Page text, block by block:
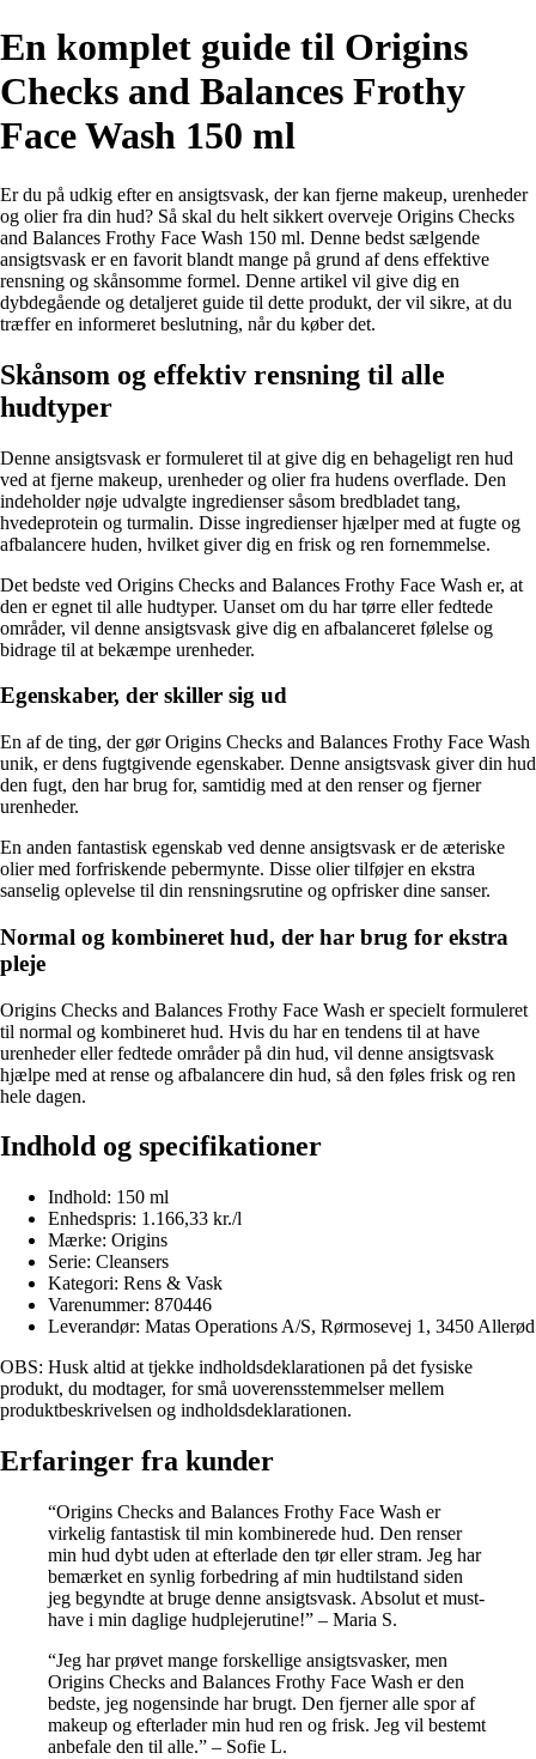
En komplet guide til Origins
Checks and Balances Frothy
Face Wash 150 ml
Er du på udkig efter en ansigtsvask, der kan fjerne makeup, urenheder
og olier fra din hud? Så skal du helt sikkert overveje Origins Checks
and Balances Frothy Face Wash 150 ml. Denne bedst sælgende
ansigtsvask er en favorit blandt mange på grund af dens effektive
rensning og skånsomme formel. Denne artikel vil give dig en
dybdegående og detaljeret guide til dette produkt, der vil sikre, at du
træffer en informeret beslutning, når du køber det.
Skånsom og effektiv rensning til alle
hudtyper
Denne ansigtsvask er formuleret til at give dig en behageligt ren hud
ved at fjerne makeup, urenheder og olier fra hudens overflade. Den
indeholder nøje udvalgte ingredienser såsom bredbladet tang,
hvedeprotein og turmalin. Disse ingredienser hjælper med at fugte og
afbalancere huden, hvilket giver dig en frisk og ren fornemmelse.
Det bedste ved Origins Checks and Balances Frothy Face Wash er, at
den er egnet til alle hudtyper. Uanset om du har tørre eller fedtede
områder, vil denne ansigtsvask give dig en afbalanceret følelse og
bidrage til at bekæmpe urenheder.
Egenskaber, der skiller sig ud
En af de ting, der gør Origins Checks and Balances Frothy Face Wash
unik, er dens fugtgivende egenskaber. Denne ansigtsvask giver din hud
den fugt, den har brug for, samtidig med at den renser og fjerner
urenheder.
En anden fantastisk egenskab ved denne ansigtsvask er de æteriske
olier med forfriskende pebermynte. Disse olier tilføjer en ekstra
sanselig oplevelse til din rensningsrutine og opfrisker dine sanser.
Normal og kombineret hud, der har brug for ekstra
pleje
Origins Checks and Balances Frothy Face Wash er specielt formuleret
til normal og kombineret hud. Hvis du har en tendens til at have
urenheder eller fedtede områder på din hud, vil denne ansigtsvask
hjælpe med at rense og afbalancere din hud, så den føles frisk og ren
hele dagen.
Indhold og specifikationer
Indhold: 150 ml
Enhedspris: 1.166,33 kr./l
Mærke: Origins
Serie: Cleansers
Kategori: Rens & Vask
Varenummer: 870446
Leverandør: Matas Operations A/S, Rørmosevej 1, 3450 Allerød
OBS: Husk altid at tjekke indholdsdeklarationen på det fysiske
produkt, du modtager, for små uoverensstemmelser mellem
produktbeskrivelsen og indholdsdeklarationen.
Erfaringer fra kunder
“Origins Checks and Balances Frothy Face Wash er
virkelig fantastisk til min kombinerede hud. Den renser
min hud dybt uden at efterlade den tør eller stram. Jeg har
bemærket en synlig forbedring af min hudtilstand siden
jeg begyndte at bruge denne ansigtsvask. Absolut et must-
have i min daglige hudplejerutine!” – Maria S.
“Jeg har prøvet mange forskellige ansigtsvasker, men
Origins Checks and Balances Frothy Face Wash er den
bedste, jeg nogensinde har brugt. Den fjerner alle spor af
makeup og efterlader min hud ren og frisk. Jeg vil bestemt
anbefale den til alle.” – Sofie L.